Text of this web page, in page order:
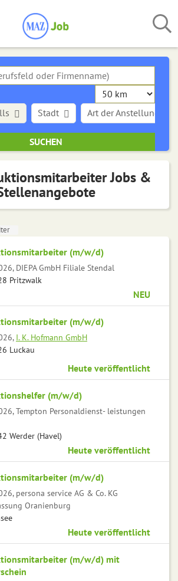
Stadt Art der Anstellung
Jobs &
(m/w/d)
DIEPA GmbH Filiale Stendal
Pritzwalk
NEU
(m/w/d)
I. K. Hofmann GmbH
Luckau
Heute veröffentlicht
(m/w/d)
Tempton Personaldienst- leistungen
Werder (Havel)
Heute veröffentlicht
(m/w/d)
persona service AG & Co. KG
Oranienburg
Heute veröffentlicht
(m/w/d) mit